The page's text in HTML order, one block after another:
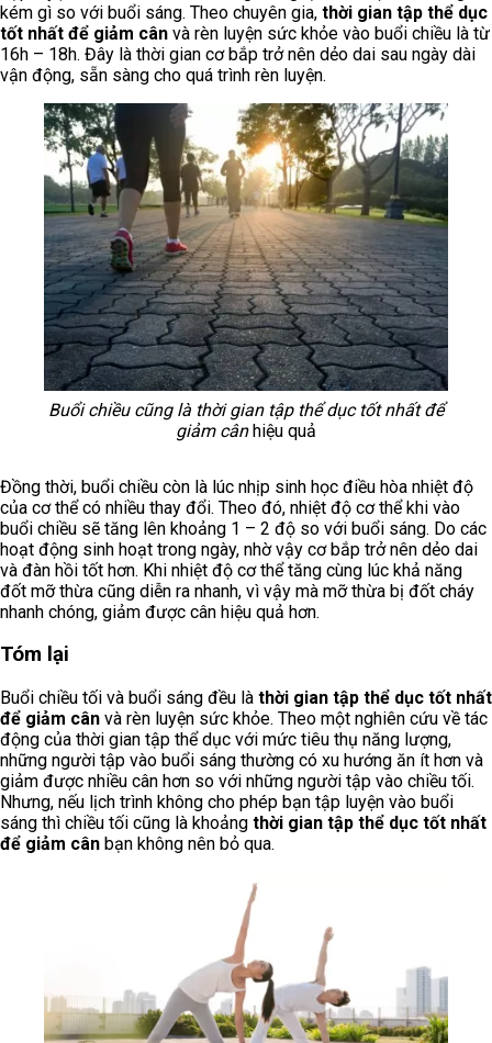
kém gì so với buổi sáng. Theo chuyên gia, thời gian tập thể dục
tốt nhất để giảm cân và rèn luyện sức khỏe vào buổi chiều là từ
16h – 18h. Đây là thời gian cơ bắp trở nên dẻo dai sau ngày dài
vận động, sẵn sàng cho quá trình rèn luyện.
Buổi chiều cũng là thời gian tập thể dục tốt nhất để
giảm cânhiệu quả
Đồng thời, buổi chiều còn là lúc nhịp sinh học điều hòa nhiệt độ
của cơ thể có nhiều thay đổi. Theo đó, nhiệt độ cơ thể khi vào
buổi chiều sẽ tăng lên khoảng 1 – 2 độ so với buổi sáng. Do các
hoạt động sinh hoạt trong ngày, nhờ vậy cơ bắp trở nên dẻo dai
và đàn hồi tốt hơn. Khi nhiệt độ cơ thể tăng cùng lúc khả năng
đốt mỡ thừa cũng diễn ra nhanh, vì vậy mà mỡ thừa bị đốt cháy
nhanh chóng, giảm được cân hiệu quả hơn.
Tóm lại
Buổi chiều tối và buổi sáng đều là thời gian tập thể dục tốt nhất
để giảm cân và rèn luyện sức khỏe. Theo một nghiên cứu về tác
động của thời gian tập thể dục với mức tiêu thụ năng lượng,
những người tập vào buổi sáng thường có xu hướng ăn ít hơn và
giảm được nhiều cân hơn so với những người tập vào chiều tối.
Nhưng, nếu lịch trình không cho phép bạn tập luyện vào buổi
sáng thì chiều tối cũng là khoảng thời gian tập thể dục tốt nhất
để giảm cân bạn không nên bỏ qua.